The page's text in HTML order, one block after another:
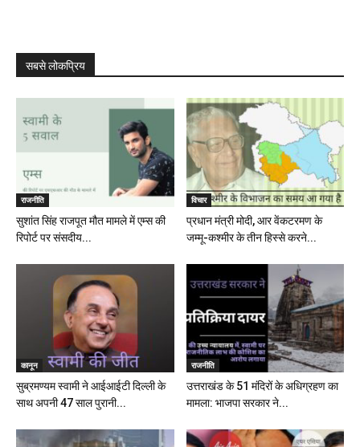
सबसे लोकप्रिय
राजनीति
सुशांत सिंह राजपूत मौत मामले में एम्स की
रिपोर्ट पर संसदीय...
विचार
प्रधान मंत्री मोदी, आर वेंकटरमण के
जम्मू-कश्मीर के तीन हिस्से करने...
कानून
सुब्रमण्यम स्वामी ने आईआईटी दिल्ली के
साथ अपनी 47 साल पुरानी...
राजनीति
उत्तराखंड के 51 मंदिरों के अधिग्रहण का
मामला: भाजपा सरकार ने...